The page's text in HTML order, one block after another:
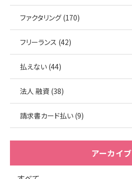
ファクタリング (170)
フリーランス (42)
払えない (44)
法人 融資 (38)
請求書カード払い (9)
アーカイブ